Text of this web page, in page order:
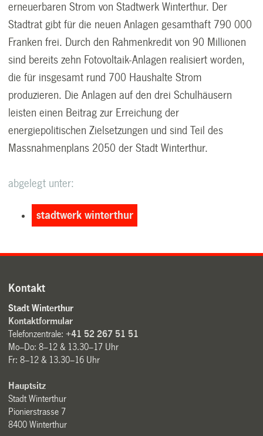
erneuerbaren Strom von Stadtwerk Winterthur. Der
Stadtrat gibt für die neuen Anlagen gesamthaft 790 000
Franken frei. Durch den Rahmenkredit von 90 Millionen
sind bereits zehn Fotovoltaik-Anlagen realisiert worden,
die für insgesamt rund 700 Haushalte Strom
produzieren. Die Anlagen auf den drei Schulhäusern
leisten einen Beitrag zur Erreichung der
energiepolitischen Zielsetzungen und sind Teil des
Massnahmenplans 2050 der Stadt Winterthur.
abgelegt unter:
stadtwerk winterthur
Kontakt
Stadt Winterthur
Kontaktformular
Telefonzentrale:+41 52 267 51 51
Mo–Do: 8–12 & 13.30–17 Uhr
Fr: 8–12 & 13.30–16 Uhr
Hauptsitz
Stadt Winterthur
Pionierstrasse 7
8400 Winterthur